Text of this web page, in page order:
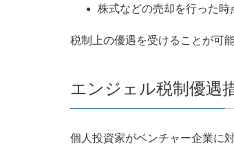
株式などの売却を行った時
税制上の優遇を受けることが可
エンジェル税制優遇
個人投資家がベンチャー企業に